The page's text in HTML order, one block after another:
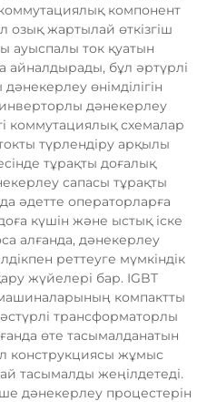
коммутациялық компонент
озық жартылай өткізгіш
ауыспалы ток қуатын
бұл әртүрлі
өнімділігін
инверторлы дәнекерлеу
коммутациялық схемалар
түрлендіру арқылы
тұрақты доғалық
сапасы тұрақты
әдетте операторларға
күшін және ыстық іске
алғанда, дәнекерлеу
реттеуге мүмкіндік
жүйелері бар. IGBT
компактты
трансформаторлы
өте тасымалданатын
конструкциясы жұмыс
тасымалды жеңілдетеді.
дәнекерлеу процестерін